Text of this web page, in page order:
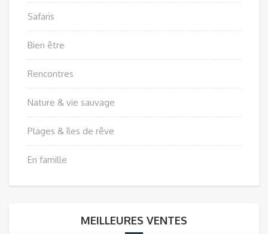
Safaris
Bien être
Rencontres
Nature & vie sauvage
Plages & îles de rêve
En famille
MEILLEURES VENTES